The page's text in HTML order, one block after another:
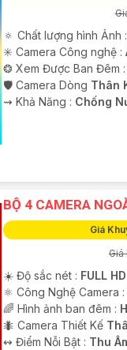
🔅 Chất lượng hình Ảnh :
✳️ Camera Công nghệ :
❂ Xem Được Ban Đêm :
🛡 Camera Dòng Thân
️⇝ Khả Năng : Chống
BỘ 4 CAMERA
Giá
Giá
☀️ Độ sắc nét : FULL
⚛️ Công Nghệ Camera :
🌈 Hình ảnh ban đêm :
🐜 Camera Thiết Kế
️↭ Điểm Nỗi Bật : Thu